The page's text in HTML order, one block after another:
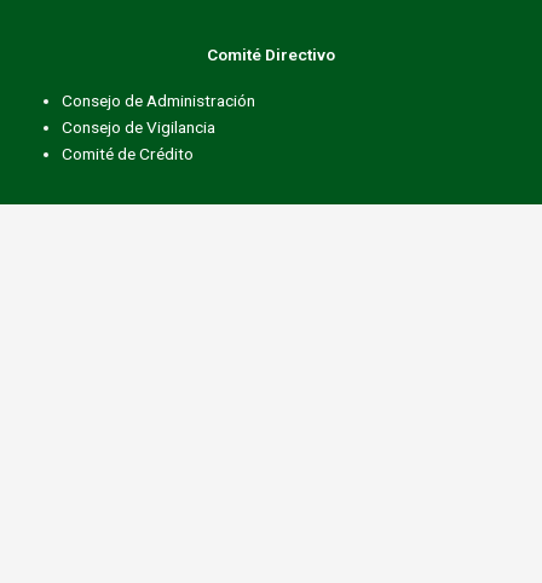
Comité Directivo
Consejo de Administración
Consejo de Vigilancia
Comité de Crédito